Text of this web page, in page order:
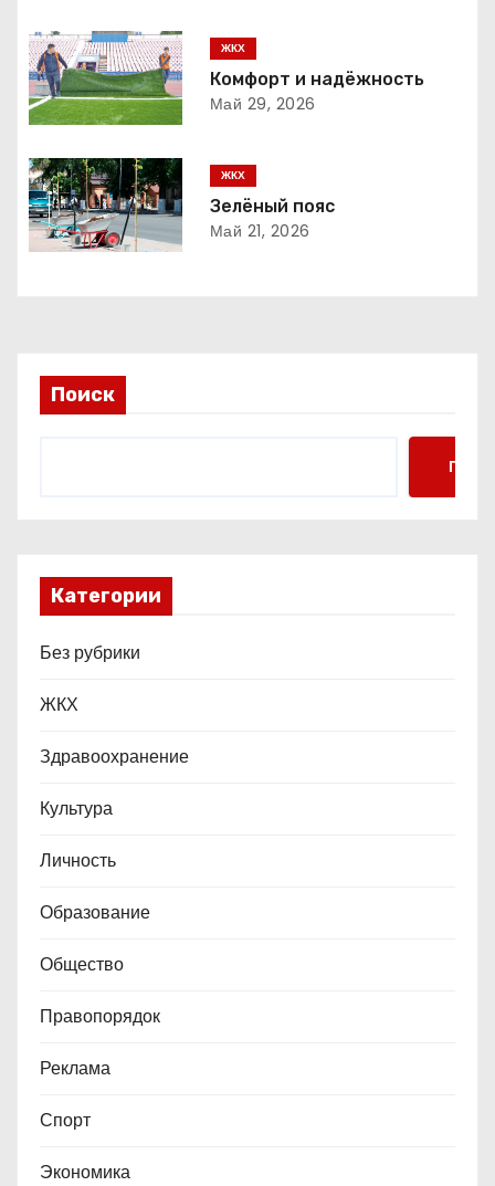
ц
и
я
п
о
з
и
ЖКХ
Комфорт и надёжность
Май 29, 2026
ЖКХ
Зелёный пояс
Май 21, 2026
Поиск
Поиск
Категории
Без рубрики
ЖКХ
Здравоохранение
Культура
Личность
Образование
Общество
Правопорядок
Реклама
Спорт
Экономика